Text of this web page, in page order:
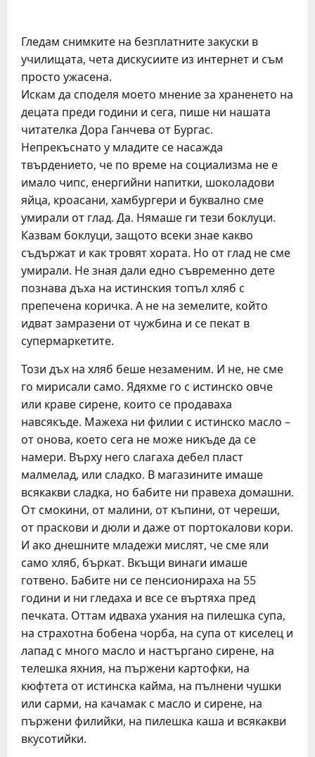
Гледам снимките на безплатните закуски в
училищата, чета дискусиите из интернет и съм
просто ужасена.
Искам да споделя моето мнение за храненето на
децата преди години и сега, пише ни нашата
читателка Дора Ганчева от Бургас.
Непрекъснато у младите се насажда
твърдението, че по време на социализма не е
имало чипс, енергийни напитки, шоколадови
яйца, кроасани, хамбургери и буквално сме
умирали от глад. Да. Нямаше ги тези боклуци.
Казвам боклуци, защото всеки знае какво
съдържат и как тровят хората. Но от глад не сме
умирали. Не зная дали едно съвременно дете
познава дъха на истинския топъл хляб с
препечена коричка. А не на земелите, който
идват замразени от чужбина и се пекат в
супермаркетите.
Този дъх на хляб беше незаменим. И не, не сме
го мирисали само. Ядяхме го с истинско овче
или краве сирене, които се продаваха
навсякъде. Мажеха ни филии с истинско масло –
от онова, което сега не може никъде да се
намери. Върху него слагаха дебел пласт
малмелад, или сладко. В магазините имаше
всякакви сладка, но бабите ни правеха домашни.
От смокини, от малини, от къпини, от череши,
от праскови и дюли и даже от портокалови кори.
И ако днешните младежи мислят, че сме яли
само хляб, бъркат. Вкъщи винаги имаше
готвено. Бабите ни се пенсионираха на 55
години и ни гледаха и все се въртяха пред
печката. Оттам идваха ухания на пилешка супа,
на страхотна бобена чорба, на супа от киселец и
лапад с много масло и настъргано сирене, на
телешка яхния, на пържени картофки, на
кюфтета от истинска кайма, на пълнени чушки
или сарми, на качамак с масло и сирене, на
пържени филийки, на пилешка каша и всякакви
вкусотийки.